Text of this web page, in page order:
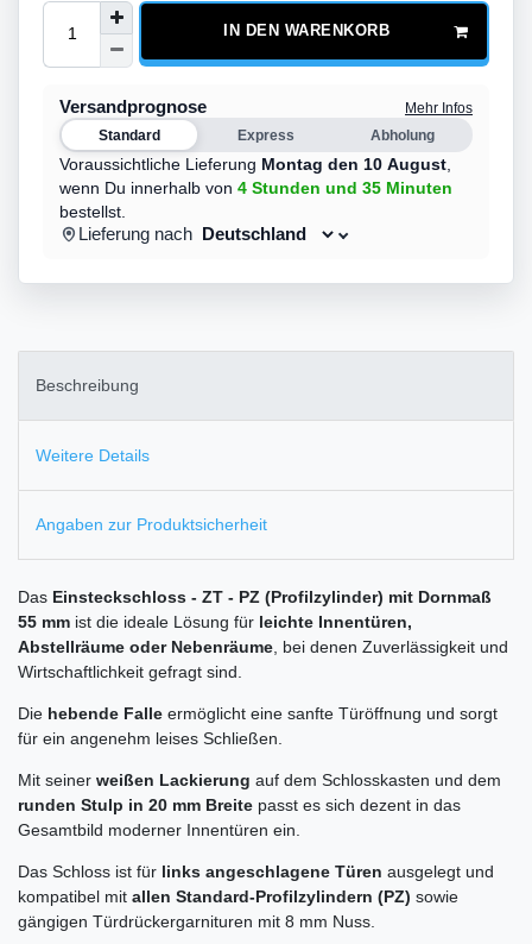
IN DEN WARENKORB
Versandprognose
Mehr Infos
Standard
Express Abholung
Voraussichtliche Lieferung Montag den 10 August
wenn Du innerhalb von 4 Stunden und 35 Minuten
bestellst.
Lieferung nach
Beschreibung
Weitere Details
Angaben zur Produktsicherheit
Das Einsteckschloss - ZT - PZ (Profilzylinder) mit Dornmaß
55 mm ist die ideale Lösung für leichte Innentüren,
Abstellräume oder Nebenräume , bei denen Zuverlässigkeit und
Wirtschaftlichkeit gefragt sind.
Die hebende Falle ermöglicht eine sanfte Türöffnung und sorgt
für ein angenehm leises Schließen.
Mit seiner weißen Lackierung auf dem Schlosskasten und dem
runden Stulp in 20 mm Breite passt es sich dezent in das
Gesamtbild moderner Innentüren ein.
Das Schloss ist für links angeschlagene Türen ausgelegt und
kompatibel mit allen Standard-Profilzylindern (PZ) sowie
gängigen Türdrückergarnituren mit 8 mm Nuss.